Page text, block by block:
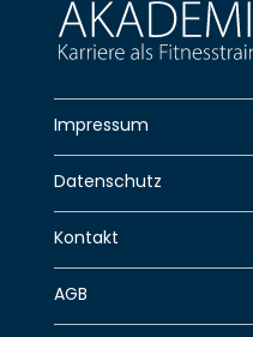
Impressum
Datenschutz
Kontakt
AGB